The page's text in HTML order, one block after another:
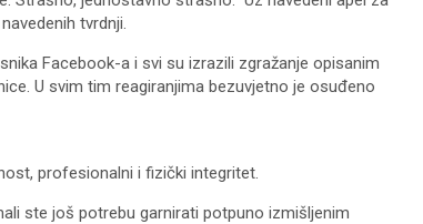
tvrdnji.
Facebook-a i svi su izrazili zgražanje opisanim
U svim tim reagiranjima bezuvjetno je osuđeno
profesionalni i fizički integritet.
ste još potrebu garnirati potpuno izmišljenim